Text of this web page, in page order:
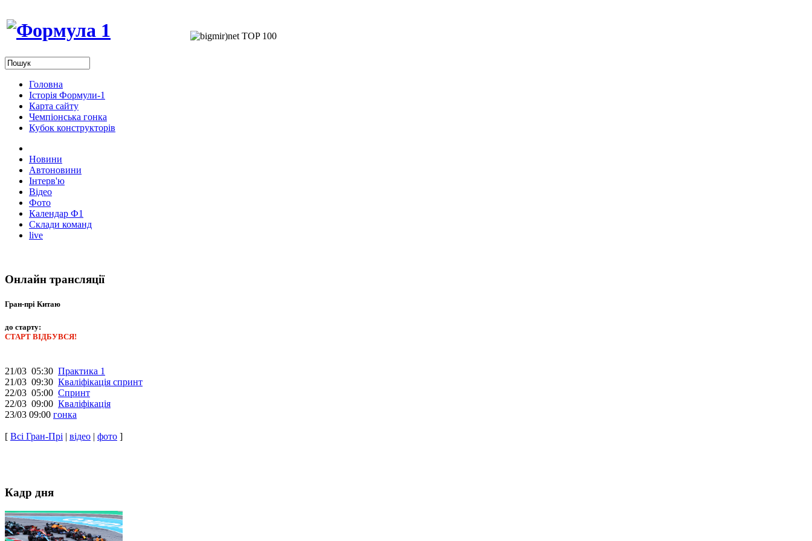
Головна
Історія Формули-1
Карта сайту
Чемпіонська гонка
Кубок конструкторів
Новини
Автоновини
Інтерв'ю
Відео
Фото
Календар Ф1
Склади команд
live
Онлайн трансляції
Гран-прі Китаю
до старту:
СТАРТ ВІДБУВСЯ!
21/03 05:30 Практика 1
21/03 09:30 Кваліфікація спринт
22/03 05:00 Спринт
22/03 09:00 Кваліфікація
23/03 09:00 гонка
[ Всі Гран-Прі | відео | фото ]
Кадр дня